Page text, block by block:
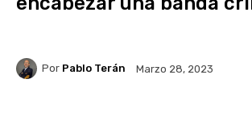
Por Pablo Terán Marzo 28, 2023